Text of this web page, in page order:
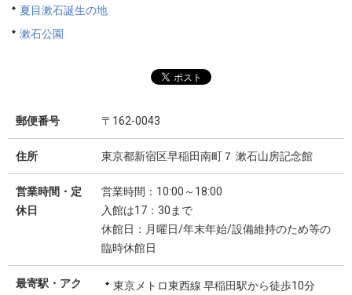
夏目漱石誕生の地
漱石公園
郵便番号 〒162-0043
住所 東京都新宿区早稲田南町７ 漱石山房記念館
営業時間・定
休日
営業時間：10:00～18:00
入館は17：30まで
休館日：月曜日/年末年始/設備維持のため等の
臨時休館日
最寄駅・アク
東京メトロ東西線 早稲田駅から徒歩10分